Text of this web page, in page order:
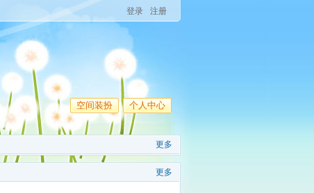
登录 注册
空间装扮 个人中心
更多
更多